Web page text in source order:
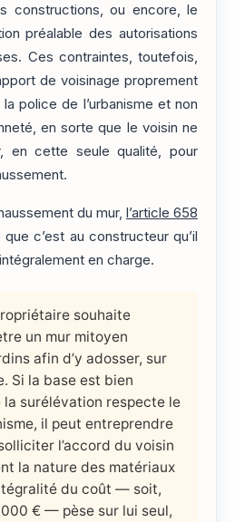
constructions, ou encore, le
préalable des autorisations
Ces contraintes, toutefois,
de voisinage proprement
police de l’urbanisme et non
en sorte que le voisin ne
en cette seule qualité, pour
du mur, l’article 658
c’est au constructeur qu’il
en charge.
souhaite
un mur mitoyen
afin d’y adosser, sur
Si la base est bien
la surélévation respecte le
il peut entreprendre
l’accord du voisin
la nature des matériaux
du coût — soit,
€ — pèse sur lui seul,